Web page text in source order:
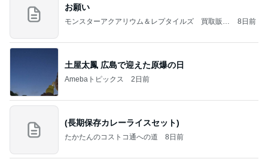
お願い
モンスターアクアリウム＆レプタイルズ 買取販売
8日前
土屋太鳳 広島で迎えた原爆の日
Amebaトピックス 2日前
(長期保存カレーライスセット)
たかたんのコストコ通への道 8日前